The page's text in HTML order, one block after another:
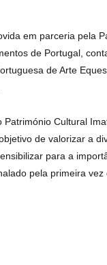
em parceria pela
de Portugal,
de Arte
Património Cultural
de valorizar a
para a
pela primeira vez